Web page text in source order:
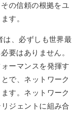
の信頼の根拠をユ
す。
は、必ずしも世界最
要はありません。
ーマンスを発揮す
で、ネットワーク
す。ネットワーク
ジェントに組み合